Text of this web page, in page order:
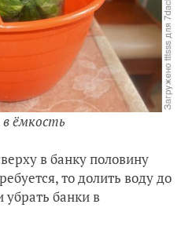
ёмкость
в банку половину
то долить воду до
банки в